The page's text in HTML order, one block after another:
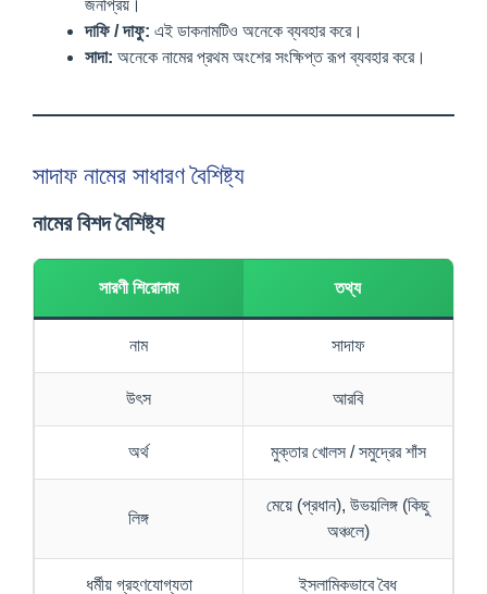
জনপ্রিয়।
দাফি / দাফু: এই ডাকনামটিও অনেকে ব্যবহার করে।
সাদা: অনেকে নামের প্রথম অংশের সংক্ষিপ্ত রূপ ব্যবহার করে।
সাদাফ নামের সাধারণ বৈশিষ্ট্য
নামের বিশদ বৈশিষ্ট্য
সারণী শিরোনাম তথ্য
নাম সাদাফ
উৎস আরবি
অর্থ মুক্তার খোলস / সমুদ্রের শাঁস
লিঙ্গ
মেয়ে (প্রধান), উভয়লিঙ্গ (কিছু
অঞ্চলে)
ধর্মীয় গ্রহণযোগ্যতা ইসলামিকভাবে বৈধ